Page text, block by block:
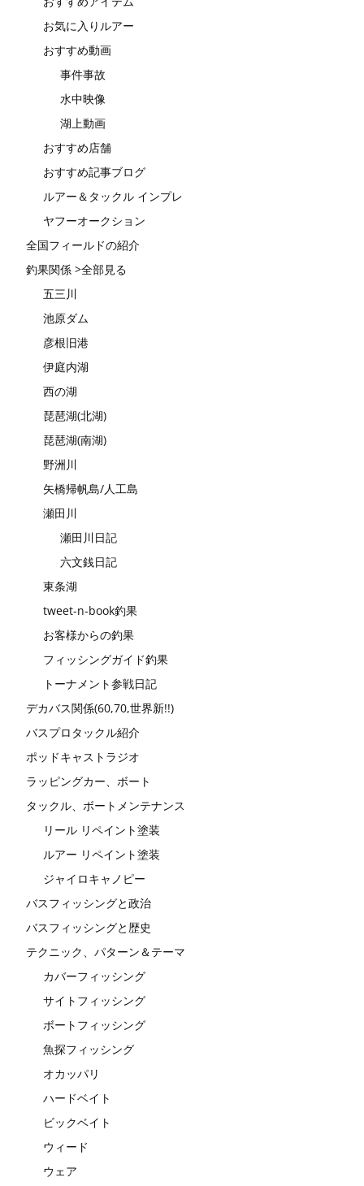
お気に入りルアー
おすすめ動画
事件事故
水中映像
湖上動画
おすすめ店舗
おすすめ記事ブログ
ルアー＆タックル インプレ
ヤフーオークション
全国フィールドの紹介
釣果関係 >全部見る
五三川
池原ダム
彦根旧港
伊庭内湖
西の湖
琵琶湖(北湖)
琵琶湖(南湖)
野洲川
矢橋帰帆島/人工島
瀬田川
瀬田川日記
六文銭日記
東条湖
tweet-n-book釣果
お客様からの釣果
フィッシングガイド釣果
トーナメント参戦日記
デカバス関係(60,70,世界新!!)
バスプロタックル紹介
ポッドキャストラジオ
ラッピングカー、ボート
タックル、ボートメンテナンス
リール リペイント塗装
ルアー リペイント塗装
ジャイロキャノピー
バスフィッシングと政治
バスフィッシングと歴史
テクニック、パターン＆テーマ
カバーフィッシング
サイトフィッシング
ボートフィッシング
魚探フィッシング
オカッパリ
ハードベイト
ビックベイト
ウィード
ウェア